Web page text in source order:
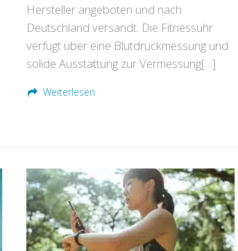
Hersteller angeboten und nach
Deutschland versandt. Die Fitnessuhr
verfügt über eine Blutdruckmessung und
solide Ausstattung zur Vermessung[…]
Weiterlesen